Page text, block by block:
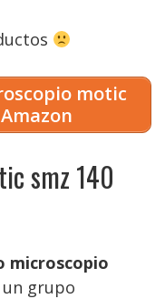
motic
smz 140
microscopio
grupo